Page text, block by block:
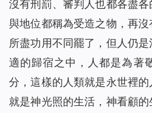
沒有刑罰、審判人也都各盡
與地位都稱為受造之物，再
所盡功用不同罷了，但人仍
適的歸宿之中，人都是為著
分，這樣的人類就是永世裡
就是神光照的生活，神看顧的